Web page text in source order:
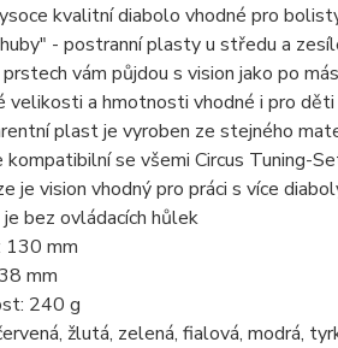
kvalitní diabolo vhodné pro
- postranní plasty u středu a
vám půjdou s vision jako po
velikosti a hmotnosti vhodné i pro děti
plast je vyroben ze stejného
kompatibilní se všemi Circus Tuning-
je vision vhodný pro práci s více
bez ovládacích hůlek
130 mm
mm
240 g
žlutá, zelená, fialová, modrá,